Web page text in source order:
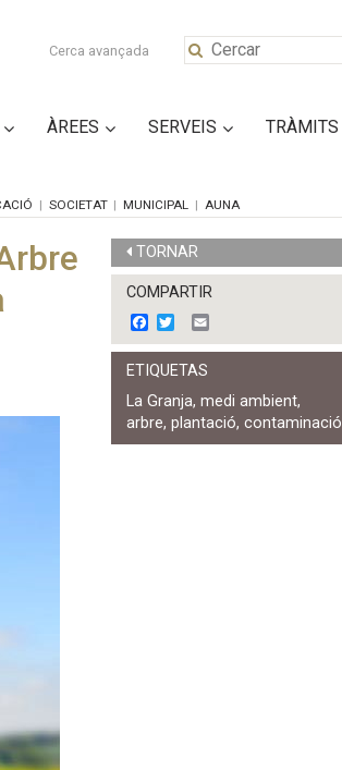
Cerca avançada
ÀREES SERVEIS TRÀMITS
SOCIETAT MUNICIPAL AUNA
TORNAR
COMPARTIR
F
a
c
e
b
o
o
k
w
i
t
e
r
m
a
ETIQUETAS
La Granja,medi ambient,
arbre,plantació,contaminació